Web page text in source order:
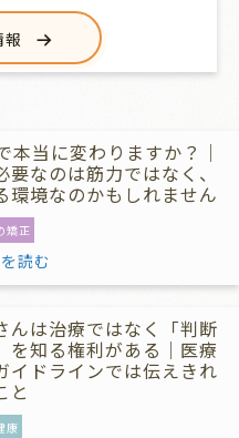
報
本当に変わりますか？｜
要なのは筋力ではなく、
環境なのかもしれません
矯正
読む
んは治療ではなく「判断
を知る権利がある｜医療
イドラインでは伝えきれ
と
康